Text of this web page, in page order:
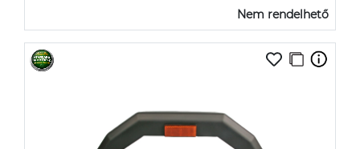
Nem rendelhető